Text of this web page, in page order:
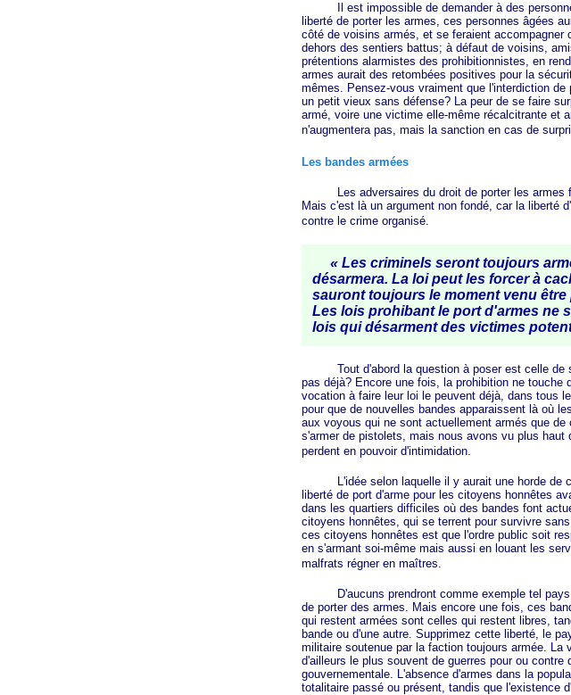
Il est impossible de demander à des
liberté de porter les armes, ces personnes âgées
côté de voisins armés, et se feraient accompagner
dehors des sentiers battus; à défaut de voisins,
prétentions alarmistes des prohibitionnistes, en
armes aurait des retombées positives pour la
mêmes. Pensez-vous vraiment que l'interdiction
un petit vieux sans défense? La peur de se faire
armé, voire une victime elle-même récalcitrante et
n'augmentera pas, mais la sanction en cas de
Les bandes armées
Les adversaires du droit de porter les armes
Mais c'est là un argument non fondé, car la liberté
contre le crime organisé.
« Les criminels seront toujours
désarmera. La loi peut les forcer à
sauront toujours le moment venu
Les lois prohibant le port d'armes ne
lois qui désarment des victimes
Tout d'abord la question à poser est celle de
pas déjà? Encore une fois, la prohibition ne
vocation à faire leur loi le peuvent déjà, dans tous
pour que de nouvelles bandes apparaissent là où
aux voyous qui ne sont actuellement armés que
s'armer de pistolets, mais nous avons vu plus
perdent en pouvoir d'intimidation.
L'idée selon laquelle il y aurait une horde de
liberté de port d'arme pour les citoyens honnêtes
dans les quartiers difficiles où des bandes font
citoyens honnêtes, qui se terrent pour survivre
ces citoyens honnêtes est que l'ordre public soit
en s'armant soi-même mais aussi en louant les
malfrats régner en maîtres.
D'aucuns prendront comme exemple tel pays
de porter des armes. Mais encore une fois, ces
qui restent armées sont celles qui restent libres,
bande ou d'une autre. Supprimez cette liberté, le
militaire soutenue par la faction toujours armée.
d'ailleurs le plus souvent de guerres pour ou
gouvernementale. L'absence d'armes dans la
totalitaire passé ou présent, tandis que l'existence